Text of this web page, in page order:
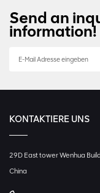
Send an
information!
KONTAKTIERE UNS
29D East tower Wenhua
China